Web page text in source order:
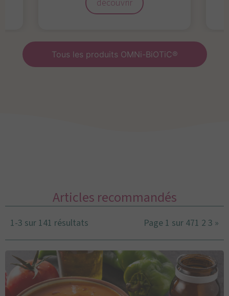
découvrir
Tous les produits OMNi-BiOTiC®
Articles recommandés
1-3 sur 141 résultats Page 1 sur 471 2 3 »